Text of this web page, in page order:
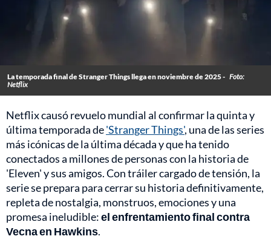
La temporada final de Stranger Things llega en noviembre de 2025 - Foto:
Netflix
Netflix causó revuelo mundial al confirmar la quinta y
última temporada de'Stranger Things', una de las series
más icónicas de la última década y que ha tenido
conectados a millones de personas con la historia de
'Eleven' y sus amigos. Con tráiler cargado de tensión, la
serie se prepara para cerrar su historia definitivamente,
repleta de nostalgia, monstruos, emociones y una
promesa ineludible:el enfrentamiento final contra
Vecna en Hawkins.